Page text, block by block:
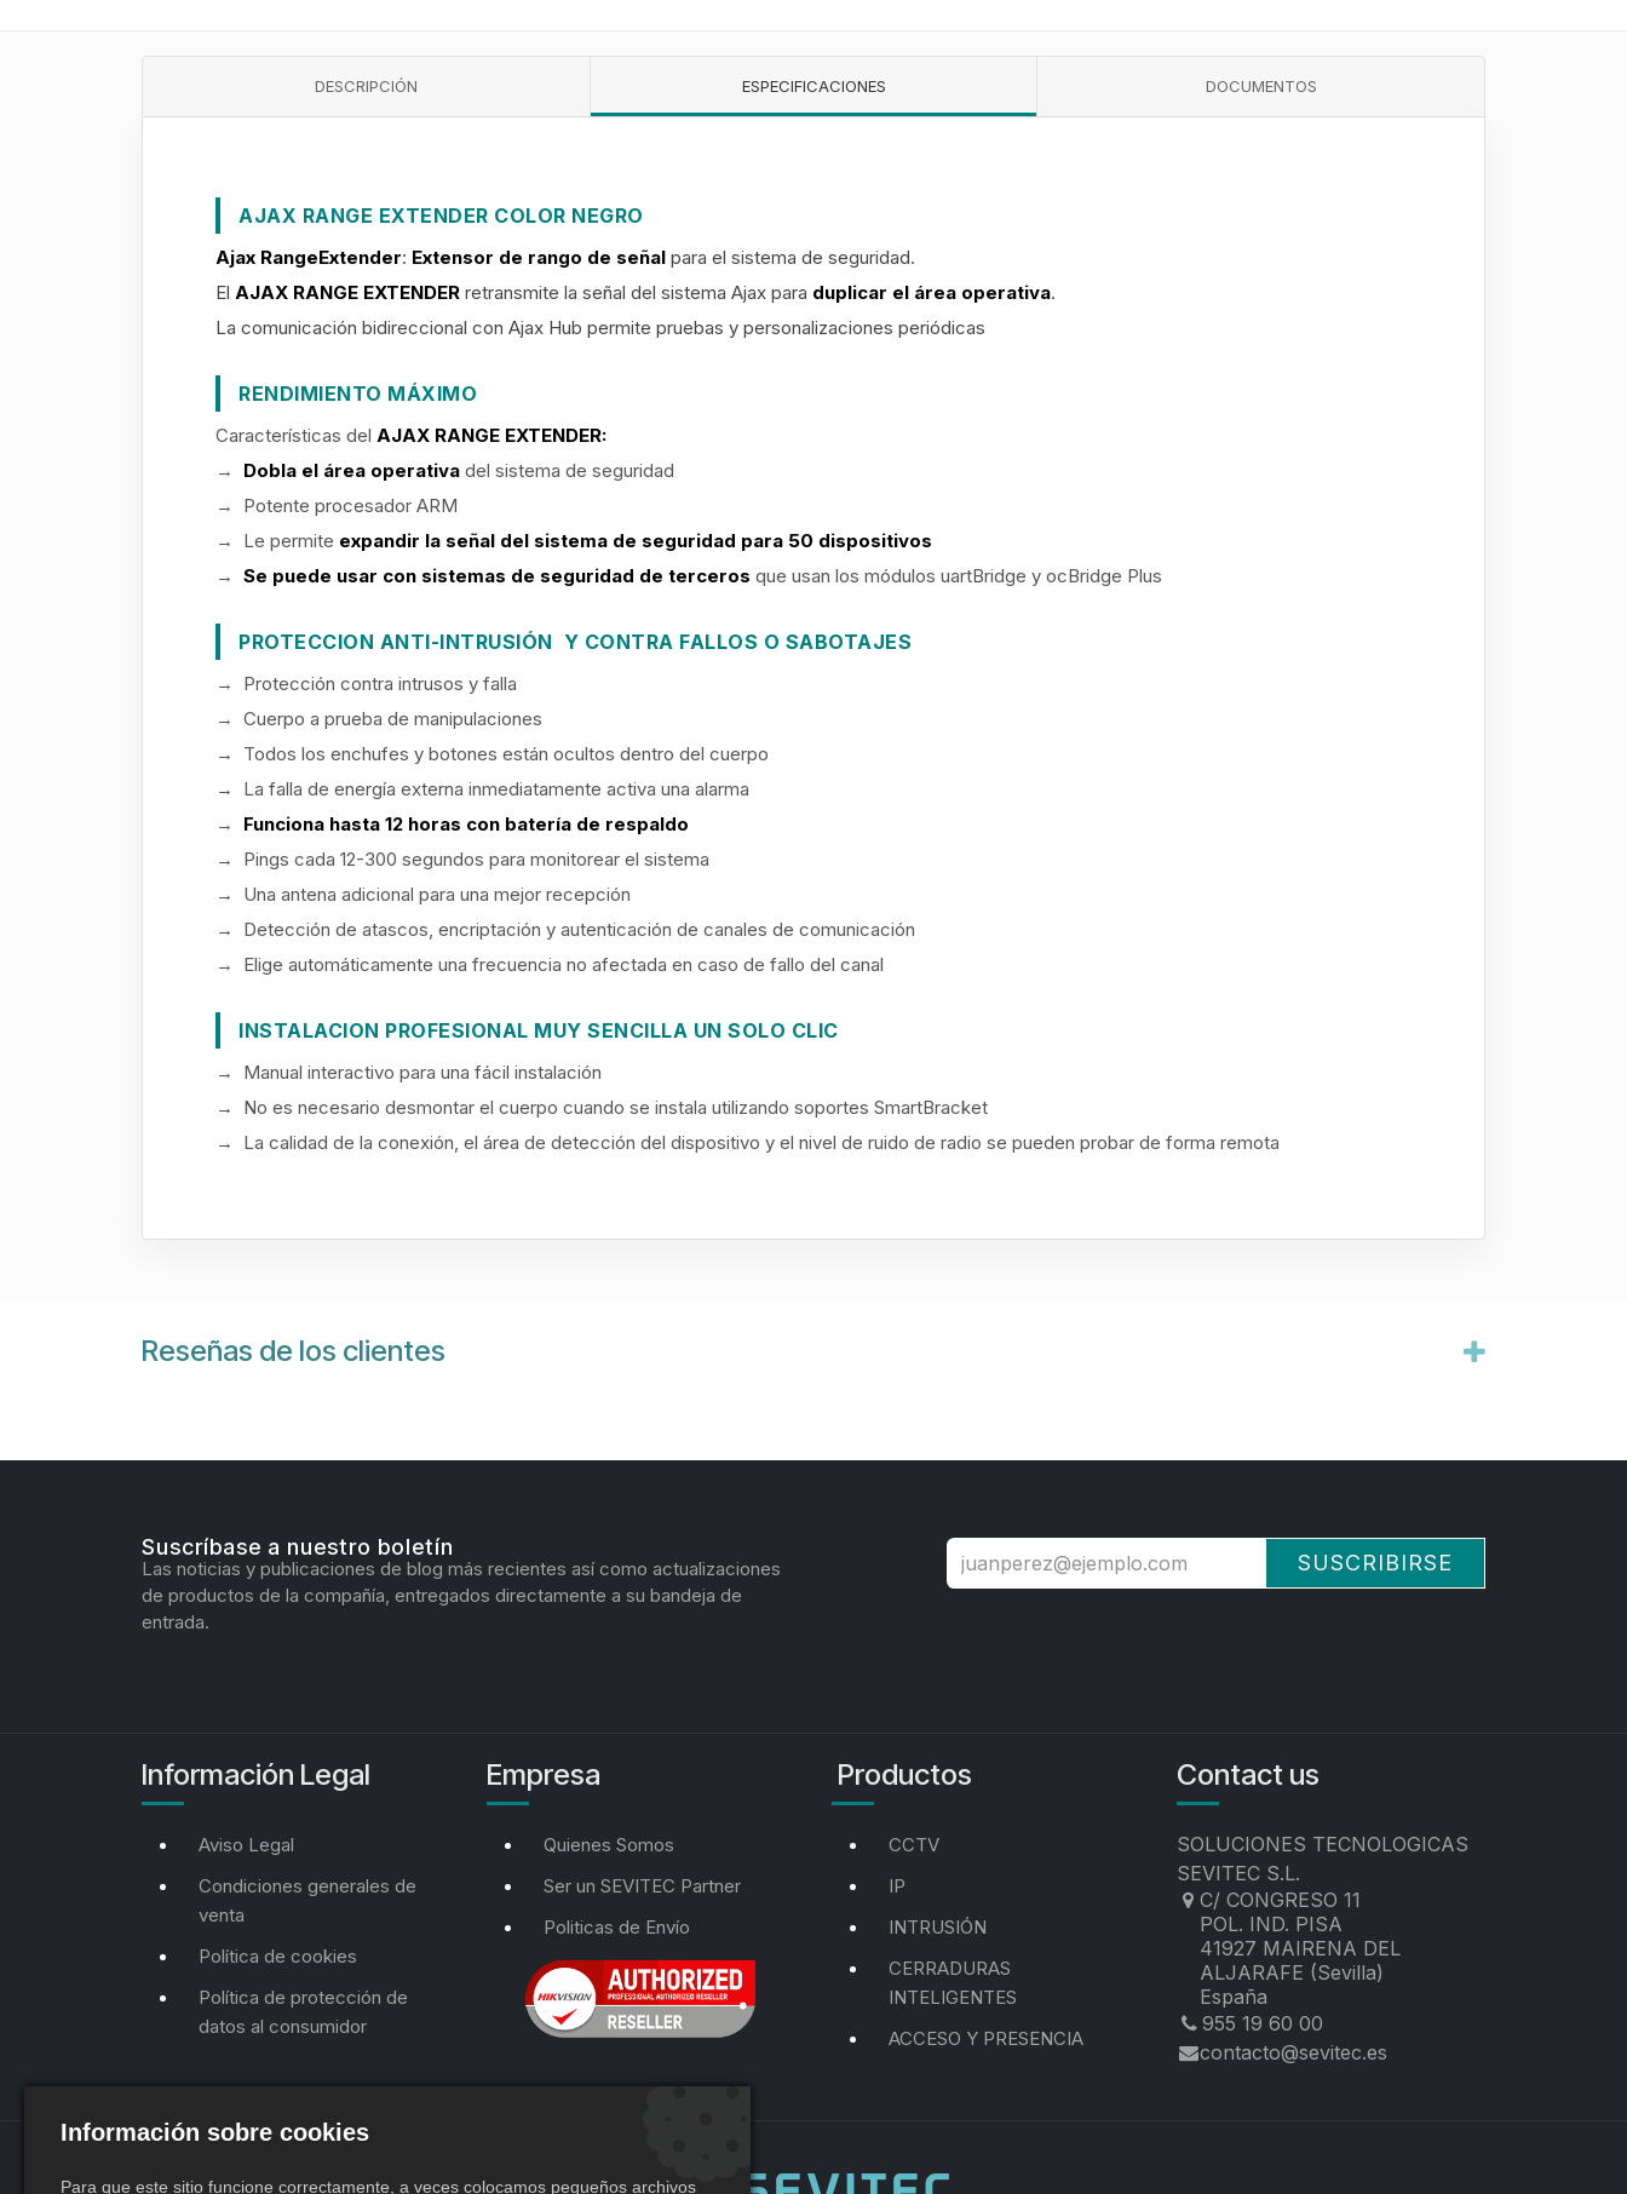
DESCRIPCIÓN ESPECIFICACIONES DOCUMENTOS
AJAX RANGE EXTENDER COLOR NEGRO
Ajax RangeExtender: Extensor de rango de señal para el sistema de seguridad.
El AJAX RANGE EXTENDER retransmite la señal del sistema Ajax para duplicar el área operativa.
La comunicación bidireccional con Ajax Hub permite pruebas y personalizaciones periódicas
RENDIMIENTO MÁXIMO
Características del AJAX RANGE EXTENDER:
→ Dobla el área operativa del sistema de seguridad
→ Potente procesador ARM
→ Le permite expandir la señal del sistema de seguridad para 50 dispositivos
→ Se puede usar con sistemas de seguridad de terceros que usan los módulos uartBridge y ocBridge Plus
PROTECCION ANTI-INTRUSIÓN Y CONTRA FALLOS O SABOTAJES
→ Protección contra intrusos y falla
→ Cuerpo a prueba de manipulaciones
→ Todos los enchufes y botones están ocultos dentro del cuerpo
→ La falla de energía externa inmediatamente activa una alarma
→ Funciona hasta 12 horas con batería de respaldo
→ Pings cada 12-300 segundos para monitorear el sistema
→ Una antena adicional para una mejor recepción
→ Detección de atascos, encriptación y autenticación de canales de comunicación
→ Elige automáticamente una frecuencia no afectada en caso de fallo del canal
INSTALACION PROFESIONAL MUY SENCILLA UN SOLO CLIC
→ Manual interactivo para una fácil instalación
→ No es necesario desmontar el cuerpo cuando se instala utilizando soportes SmartBracket
→ La calidad de la conexión, el área de detección del dispositivo y el nivel de ruido de radio se pueden probar de forma remota
Reseñas de los clientes
Suscríbase a nuestro boletín
Las noticias y publicaciones de blog más recientes así como actualizaciones
de productos de la compañía, entregados directamente a su bandeja de
entrada.
SUSCRIBIRSE
Información Legal
Aviso Legal
Condiciones generales de
venta
Política de cookies
Política de protección de
datos al consumidor
Empresa
Quienes Somos
Ser un SEVITEC Partner
Politicas de Envío
Productos
CCTV
IP
INTRUSIÓN
CERRADURAS
INTELIGENTES
ACCESO Y PRESENCIA
Contact us
SOLUCIONES TECNOLOGICAS
SEVITEC S.L.
C/ CONGRESO 11
POL. IND. PISA
41927 MAIRENA DEL
ALJARAFE (Sevilla)
España
955 19 60 00
contacto@sevitec.es
Información sobre cookies
Para que este sitio funcione correctamente, a veces colocamos pequeños archivos